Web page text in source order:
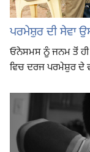
ਪਰਮੇਸ਼ੁਰ ਦੀ ਸੇਵਾ
ਓਨੇਸਮਸ ਨੂੰ ਜਨਮ ਤੋਂ ਹੀ
ਵਿਚ ਦਰਜ ਪਰਮੇਸ਼ੁਰ ਦੇ